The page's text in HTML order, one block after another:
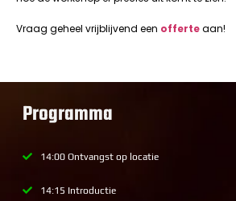
Vraag geheel vrijblijvend een offerteaan!
Programma
14:00 Ontvangst op locatie
14:15 Introductie